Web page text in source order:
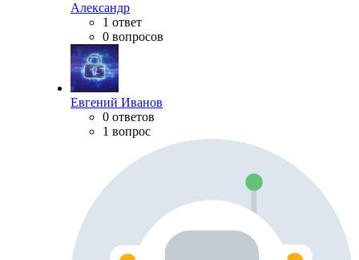
Александр
1 ответ
0 вопросов
Евгений Иванов
0 ответов
1 вопрос